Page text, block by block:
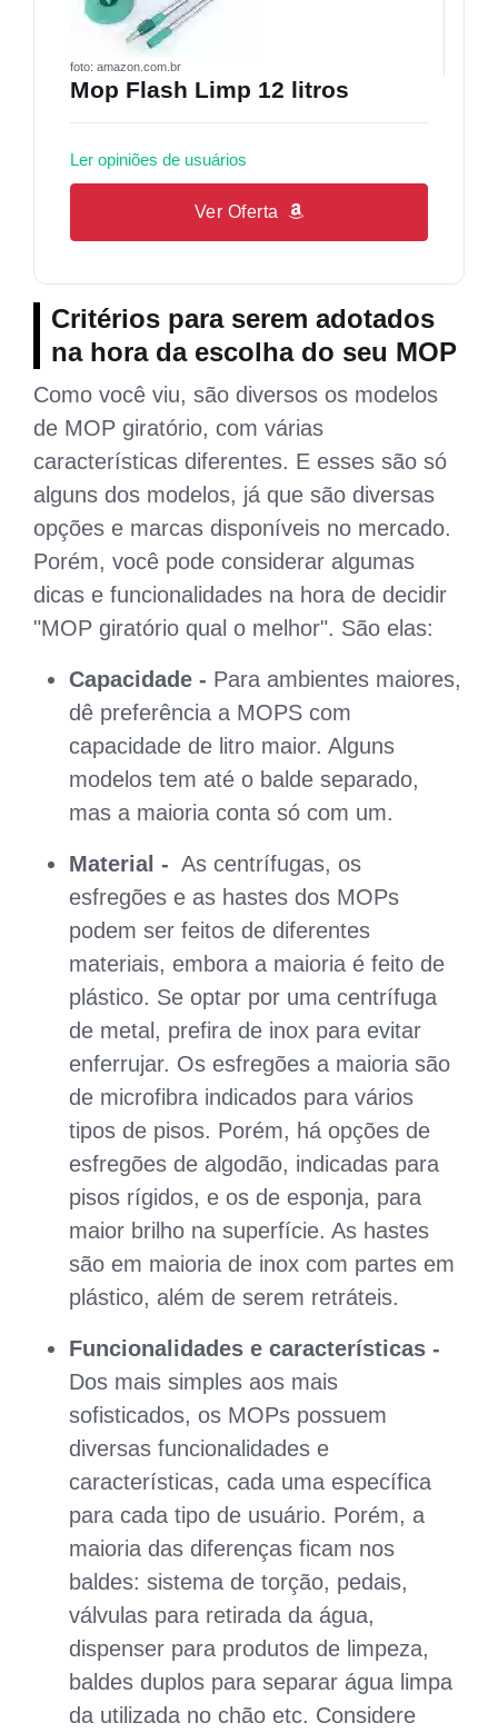
foto: amazon.com.br
Mop Flash Limp 12 litros
Ler opiniões de usuários
Ver Oferta
Critérios para serem adotados
na hora da escolha do seu MOP
Como você viu, são diversos os modelos
de MOP giratório, com várias
características diferentes. E esses são só
alguns dos modelos, já que são diversas
opções e marcas disponíveis no mercado.
Porém, você pode considerar algumas
dicas e funcionalidades na hora de decidir
"MOP giratório qual o melhor". São elas:
Capacidade - Para ambientes maiores,
dê preferência a MOPS com
capacidade de litro maior. Alguns
modelos tem até o balde separado,
mas a maioria conta só com um.
Material - As centrífugas, os
esfregões e as hastes dos MOPs
podem ser feitos de diferentes
materiais, embora a maioria é feito de
plástico. Se optar por uma centrífuga
de metal, prefira de inox para evitar
enferrujar. Os esfregões a maioria são
de microfibra indicados para vários
tipos de pisos. Porém, há opções de
esfregões de algodão, indicadas para
pisos rígidos, e os de esponja, para
maior brilho na superfície. As hastes
são em maioria de inox com partes em
plástico, além de serem retráteis.
Funcionalidades e características -
Dos mais simples aos mais
sofisticados, os MOPs possuem
diversas funcionalidades e
características, cada uma específica
para cada tipo de usuário. Porém, a
maioria das diferenças ficam nos
baldes: sistema de torção, pedais,
válvulas para retirada da água,
dispenser para produtos de limpeza,
baldes duplos para separar água limpa
da utilizada no chão etc. Considere